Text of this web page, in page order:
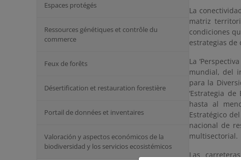
Espaces protégés
Ressources génétiques et contrôle du
commerce
Feux de forêts
Désertification et restauration forestière
Portail de données et inventaires
Valoración y aspectos económicos de la
biodiversidad y los servicios ecosistémicos
La
matriz
condiciones
estrategias de
La
mundial, del
para la
‘Estrategia
hasta al
Estratégico
nacional de
multisectorial.
Las